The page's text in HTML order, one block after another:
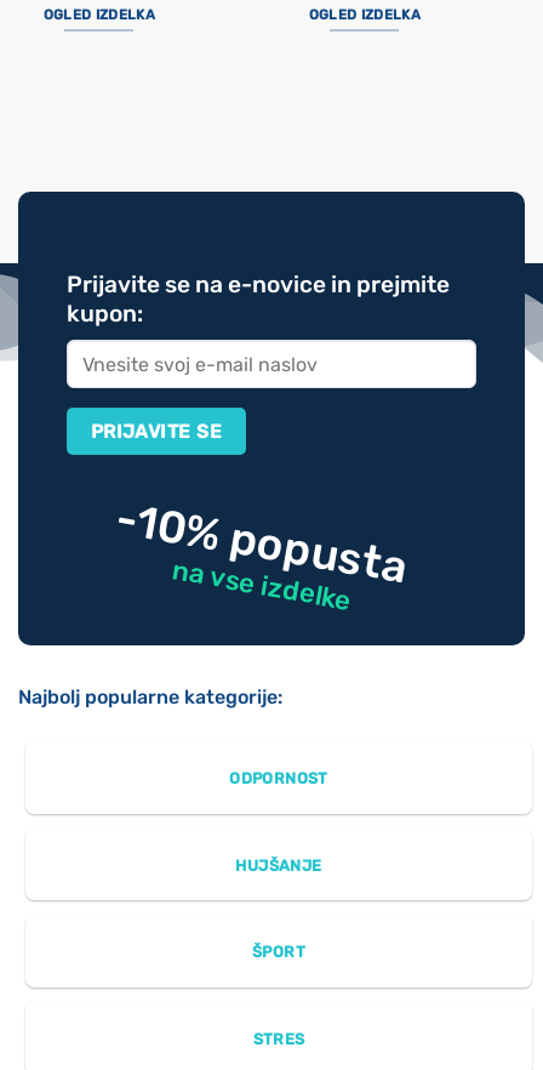
OGLED IZDELKA OGLED IZDELKA
Prijavite se na e-novice in prejmite
kupon:
-10% popusta
na vse izdelke
Najbolj popularne kategorije:
ODPORNOST
HUJŠANJE
ŠPORT
STRES